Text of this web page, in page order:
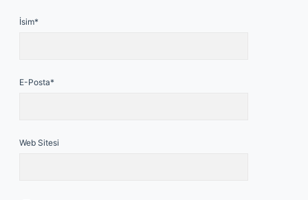
İsim*
E-Posta*
Web Sitesi